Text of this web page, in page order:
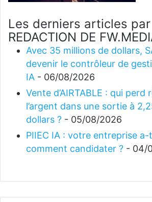
Les derniers articles
REDACTION DE
Avec 35 millions de dollars,
devenir le contrôleur de
IA - 06/08/2026
Vente d’AIRTABLE : qui perd
l’argent dans une sortie à
dollars ? - 05/08/2026
PIIEC IA : votre entreprise
comment candidater ? - 04/